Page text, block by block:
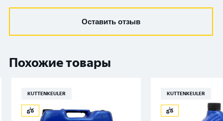
Оставить отзыв
Похожие товары
KUTTENKEULER KUTTENKEULER